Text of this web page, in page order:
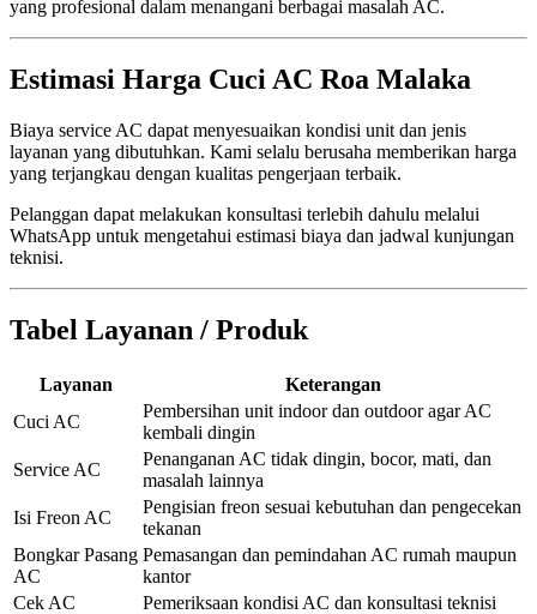
yang profesional dalam menangani berbagai masalah AC.
Estimasi Harga Cuci AC Roa Malaka
Biaya service AC dapat menyesuaikan kondisi unit dan jenis
layanan yang dibutuhkan. Kami selalu berusaha memberikan harga
yang terjangkau dengan kualitas pengerjaan terbaik.
Pelanggan dapat melakukan konsultasi terlebih dahulu melalui
WhatsApp untuk mengetahui estimasi biaya dan jadwal kunjungan
teknisi.
Tabel Layanan / Produk
Layanan
Keterangan
Cuci AC
Pembersihan unit indoor dan outdoor agar AC
kembali dingin
Service AC
Penanganan AC tidak dingin, bocor, mati, dan
masalah lainnya
Isi Freon AC
Pengisian freon sesuai kebutuhan dan pengecekan
tekanan
Bongkar Pasang
AC
Pemasangan dan pemindahan AC rumah maupun
kantor
Cek AC
Pemeriksaan kondisi AC dan konsultasi teknisi